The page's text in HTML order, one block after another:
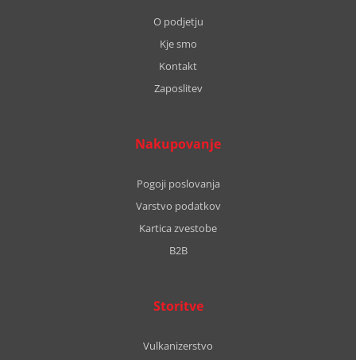
O podjetju
Kje smo
Kontakt
Zaposlitev
Nakupovanje
Pogoji poslovanja
Varstvo podatkov
Kartica zvestobe
B2B
Storitve
Vulkanizerstvo